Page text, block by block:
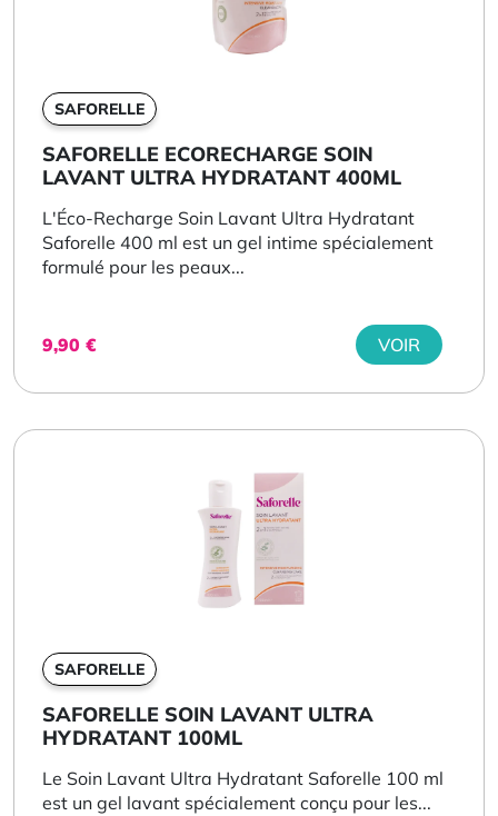
SAFORELLE
SAFORELLE ECORECHARGE SOIN
LAVANT ULTRA HYDRATANT 400ML
L'Éco-Recharge Soin Lavant Ultra Hydratant
Saforelle 400 ml est un gel intime spécialement
formulé pour les peaux...
9,90 € VOIR
SAFORELLE
SAFORELLE SOIN LAVANT ULTRA
HYDRATANT 100ML
Le Soin Lavant Ultra Hydratant Saforelle 100 ml
est un gel lavant spécialement conçu pour les...